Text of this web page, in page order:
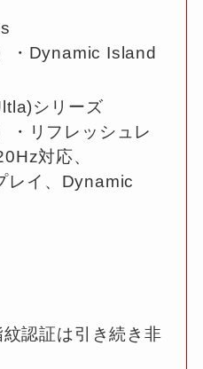
・Dynamic Island
シリーズ
・リフレッシュレ
対応、
レイ、Dynamic
認証は引き続き非